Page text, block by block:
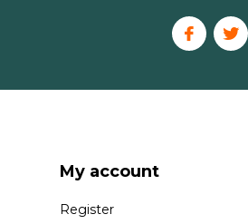
My account
Register